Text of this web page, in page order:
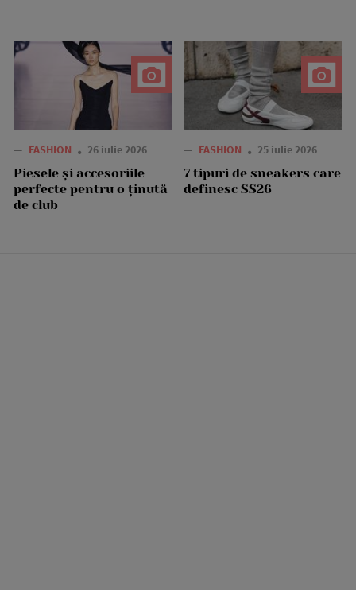
— FASHION 26 iulie 2026
Piesele și accesoriile
perfecte pentru o ținută
de club
— FASHION 25 iulie 2026
7 tipuri de sneakers care
definesc SS26